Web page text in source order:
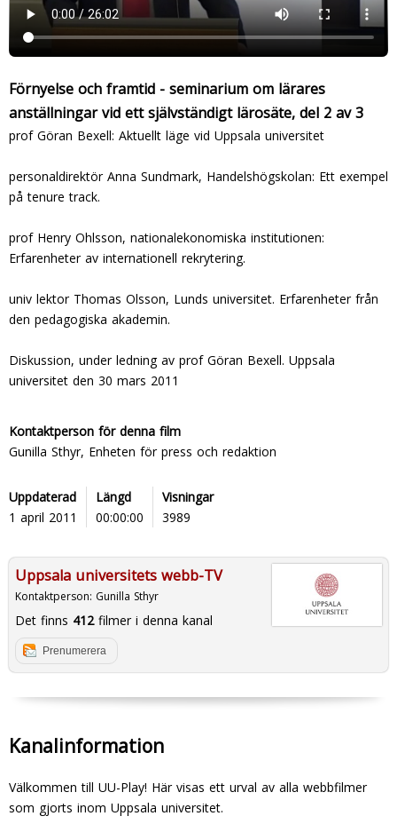
Förnyelse och framtid - seminarium om lärares
anställningar vid ett självständigt lärosäte, del 2 av 3
prof Göran Bexell: Aktuellt läge vid Uppsala universitet
personaldirektör Anna Sundmark, Handelshögskolan: Ett exempel
på tenure track.
prof Henry Ohlsson, nationalekonomiska institutionen:
Erfarenheter av internationell rekrytering.
univ lektor Thomas Olsson, Lunds universitet. Erfarenheter från
den pedagogiska akademin.
Diskussion, under ledning av prof Göran Bexell. Uppsala
universitet den 30 mars 2011
Kontaktperson för denna film
Gunilla Sthyr, Enheten för press och redaktion
Uppdaterad
1 april 2011
Längd
00:00:00
Visningar
3989
Uppsala universitets webb-TV
Kontaktperson: Gunilla Sthyr
Det finns 412filmer i denna kanal
Prenumerera
Kanalinformation
Välkommen till UU-Play! Här visas ett urval av alla webbfilmer
som gjorts inom Uppsala universitet.